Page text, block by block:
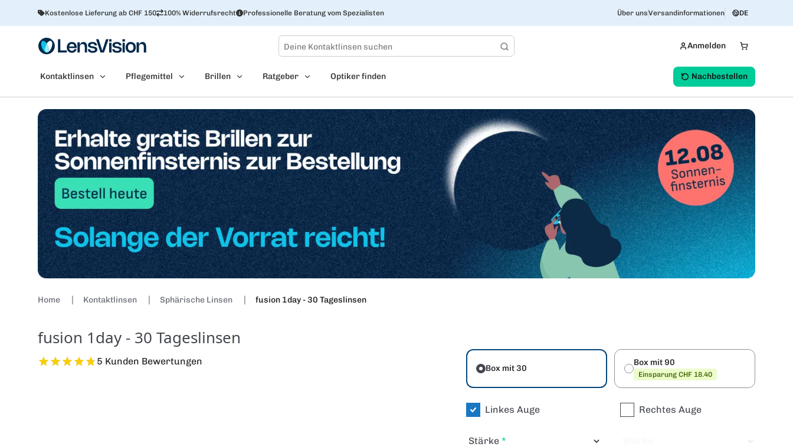
Kostenlose Lieferung ab CHF 150 100% Widerrufsrecht Professionelle Beratung vom Spezialisten Über unsVersandinformationen DE
Anmelden
Kontaktlinsen Pflegemittel Brillen Ratgeber Optiker finden Nachbestellen
Home Kontaktlinsen Sphärische Linsen fusion 1day - 30 Tageslinsen
fusion 1day - 30 Tageslinsen
5 Kunden Bewertungen
Box mit 30
Box mit 90
Einsparung CHF 18.40
Linkes Auge
Stärke
Rechtes Auge